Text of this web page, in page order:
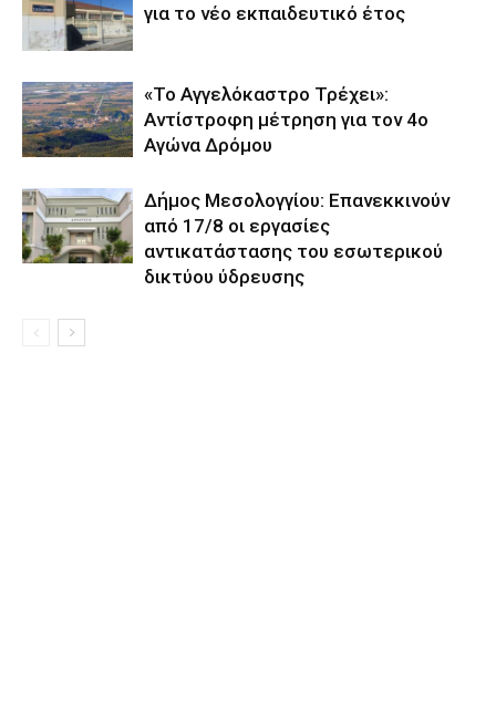
για το νέο εκπαιδευτικό έτος
«Το Αγγελόκαστρο Τρέχει»:
Αντίστροφη μέτρηση για τον 4ο
Αγώνα Δρόμου
Δήμος Μεσολογγίου: Επανεκκινούν
από 17/8 οι εργασίες
αντικατάστασης του εσωτερικού
δικτύου ύδρευσης